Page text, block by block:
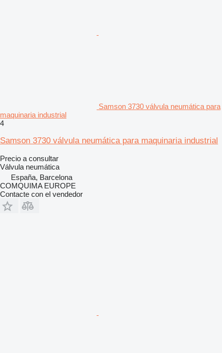
Samson 3730 válvula neumática para
maquinaria industrial
4
Samson 3730 válvula neumática para maquinaria industrial
Precio a consultar
Válvula neumática
España, Barcelona
COMQUIMA EUROPE
Contacte con el vendedor